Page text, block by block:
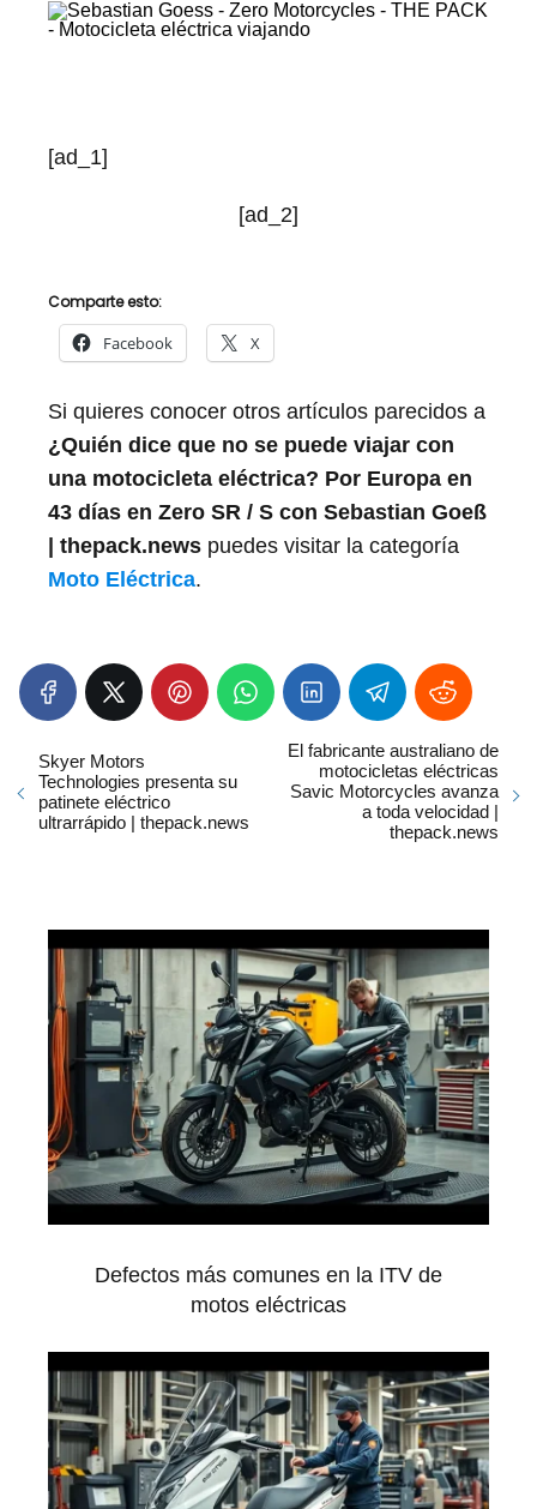
[ad_1]
[ad_2]
Comparte esto:
Facebook X
Si quieres conocer otros artículos parecidos a
¿Quién dice que no se puede viajar con
una motocicleta eléctrica? Por Europa en
43 días en Zero SR / S con Sebastian Goeß
| thepack.news puedes visitar la categoría
Moto Eléctrica.
Skyer Motors
Technologies presenta su
patinete eléctrico
ultrarrápido | thepack.news
El fabricante australiano de
motocicletas eléctricas
Savic Motorcycles avanza
a toda velocidad |
thepack.news
Defectos más comunes en la ITV de
motos eléctricas